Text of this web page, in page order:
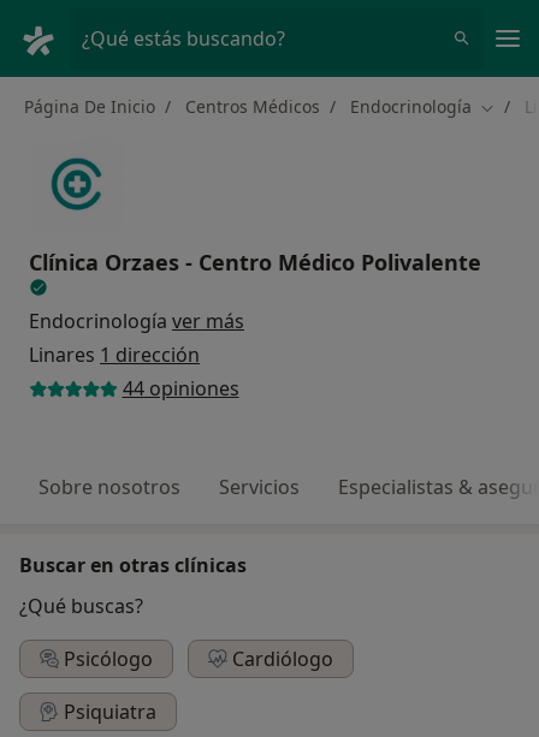
¿Qué estás buscando?
Página De Inicio Centros Médicos Endocrinología
Clínica Orzaes - Centro Médico Polivalente
Endocrinología ver más
Linares 1 dirección
44 opiniones
Sobre nosotros Servicios Especialistas &
Buscar en otras clínicas
¿Qué buscas?
Psicólogo
Cardiólogo
Psiquiatra